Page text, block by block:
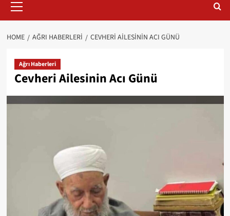
Menu
HOME AĞRI HABERLERI CEVHERI AILESININ ACI GÜNÜ
Ağrı Haberleri
Cevheri Ailesinin Acı Günü